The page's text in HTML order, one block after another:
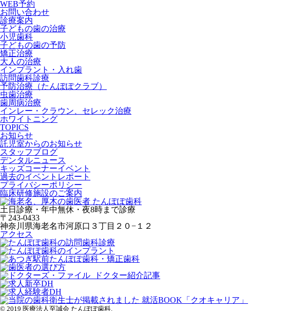
WEB予約
お問い合わせ
診療案内
子どもの歯の治療
小児歯科
子どもの歯の予防
矯正治療
大人の治療
インプラント・入れ歯
訪問歯科診療
予防治療（たんぽぽクラブ）
虫歯治療
歯周病治療
インレー・クラウン、セレック治療
ホワイトニング
TOPICS
お知らせ
託児室からのお知らせ
スタッフブログ
デンタルニュース
キッズコーナーイベント
過去のイベントレポート
プライバシーポリシー
臨床研修施設のご案内
土日診療・年中無休・夜8時まで診療
〒243-0433
神奈川県海老名市河原口３丁目２０−１２
アクセス
© 2019 医療法人至誠会 たんぽぽ歯科.